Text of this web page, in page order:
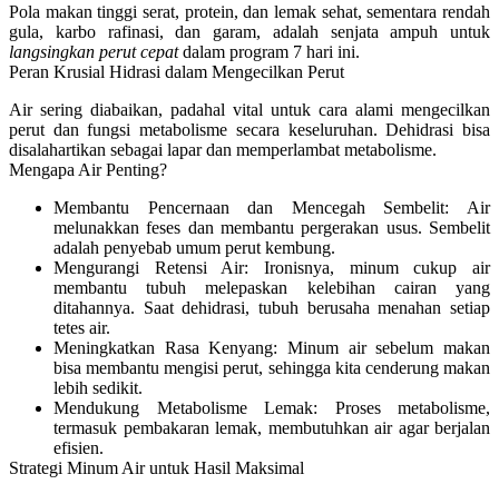
Pola makan tinggi serat, protein, dan lemak sehat, sementara rendah
gula, karbo rafinasi, dan garam, adalah senjata ampuh untuk
langsingkan perut cepatdalam program 7 hari ini.
Peran Krusial Hidrasi dalam Mengecilkan Perut
Air sering diabaikan, padahal vital untuk cara alami mengecilkan
perut dan fungsi metabolisme secara keseluruhan. Dehidrasi bisa
disalahartikan sebagai lapar dan memperlambat metabolisme.
Mengapa Air Penting?
Membantu Pencernaan dan Mencegah Sembelit: Air
melunakkan feses dan membantu pergerakan usus. Sembelit
adalah penyebab umum perut kembung.
Mengurangi Retensi Air: Ironisnya, minum cukup air
membantu tubuh melepaskan kelebihan cairan yang
ditahannya. Saat dehidrasi, tubuh berusaha menahan setiap
tetes air.
Meningkatkan Rasa Kenyang: Minum air sebelum makan
bisa membantu mengisi perut, sehingga kita cenderung makan
lebih sedikit.
Mendukung Metabolisme Lemak: Proses metabolisme,
termasuk pembakaran lemak, membutuhkan air agar berjalan
efisien.
Strategi Minum Air untuk Hasil Maksimal